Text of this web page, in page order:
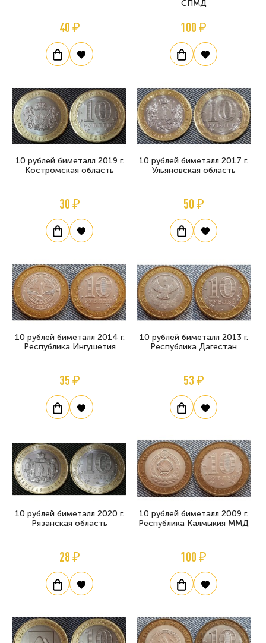
40 ₽
СПМД
100 ₽
10 рублей биметалл 2019 г.
Костромская область
30 ₽
10 рублей биметалл 2017 г.
Ульяновская область
50 ₽
10 рублей биметалл 2014 г.
Республика Ингушетия
35 ₽
10 рублей биметалл 2013 г.
Республика Дагестан
53 ₽
10 рублей биметалл 2020 г.
Рязанская область
28 ₽
10 рублей биметалл 2009 г.
Республика Калмыкия ММД
100 ₽